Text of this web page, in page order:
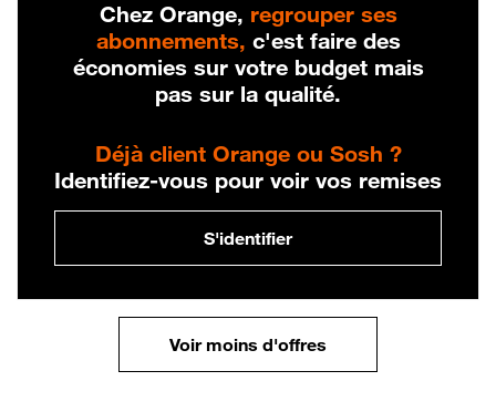
Chez Orange, regrouper ses
abonnements, c'est faire des
économies sur votre budget mais
pas sur la qualité.
Déjà client Orange ou Sosh ?
Identifiez-vous pour voir vos remises
S'identifier
Voir moins d'offres